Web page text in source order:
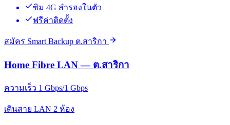
ซิม 4G สำรองในตัว
ฟรีค่าติดตั้ง
สมัคร Smart Backup ต.สาริกา
Home Fibre LAN — ต.สาริกา
ความเร็ว 1 Gbps/1 Gbps
เดินสาย LAN 2 ห้อง